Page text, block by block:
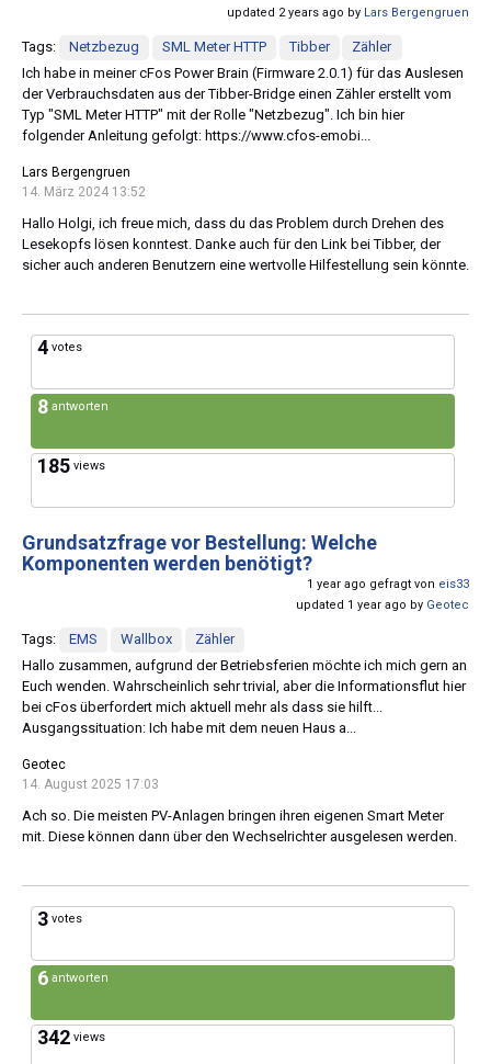
updated 2 years ago by Lars Bergengruen
Tags: Netzbezug SML Meter HTTP Tibber
Zähler
Ich habe in meiner cFos Power Brain (Firmware 2.0.1) für das Auslesen
der Verbrauchsdaten aus der Tibber-Bridge einen Zähler erstellt vom
Typ "SML Meter HTTP" mit der Rolle "Netzbezug". Ich bin hier
folgender Anleitung gefolgt: https://www.cfos-emobi...
Lars Bergengruen
14. März 2024 13:52
Hallo Holgi, ich freue mich, dass du das Problem durch Drehen des
Lesekopfs lösen konntest. Danke auch für den Link bei Tibber, der
sicher auch anderen Benutzern eine wertvolle Hilfestellung sein könnte.
4 votes
8 antworten
185 views
Grundsatzfrage vor Bestellung: Welche
Komponenten werden benötigt?
1 year ago gefragt von eis33
updated 1 year ago by Geotec
Tags: EMS Wallbox
Zähler
Hallo zusammen, aufgrund der Betriebsferien möchte ich mich gern an
Euch wenden. Wahrscheinlich sehr trivial, aber die Informationsflut hier
bei cFos überfordert mich aktuell mehr als dass sie hilft...
Ausgangssituation: Ich habe mit dem neuen Haus a...
Geotec
14. August 2025 17:03
Ach so. Die meisten PV-Anlagen bringen ihren eigenen Smart Meter
mit. Diese können dann über den Wechselrichter ausgelesen werden.
3 votes
6 antworten
342 views